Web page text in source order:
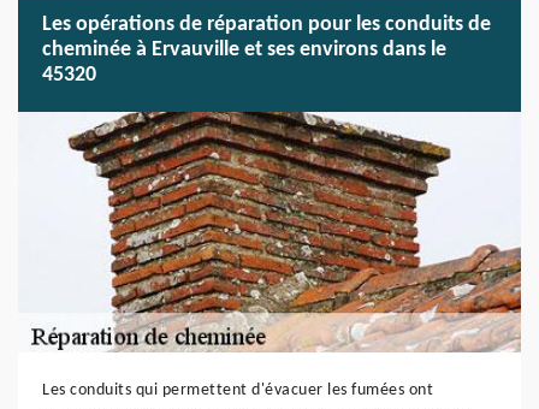
Les opérations de réparation pour les conduits de
cheminée à Ervauville et ses environs dans le
45320
Les conduits qui permettent d'évacuer les fumées ont